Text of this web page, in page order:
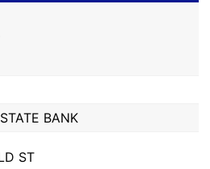
BANK
ST